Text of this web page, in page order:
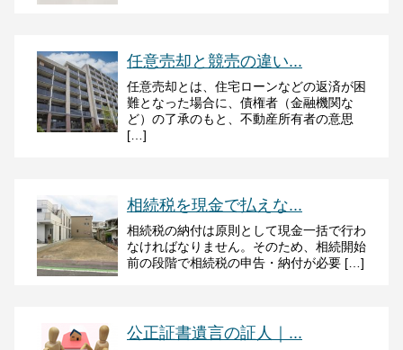
任意売却と競売の違い...
任意売却とは、住宅ローンなどの返済が困
難となった場合に、債権者（金融機関な
ど）の了承のもと、不動産所有者の意思
[…]
相続税を現金で払えな...
相続税の納付は原則として現金一括で行わ
なければなりません。そのため、相続開始
前の段階で相続税の申告・納付が必要 […]
公正証書遺言の証人｜...